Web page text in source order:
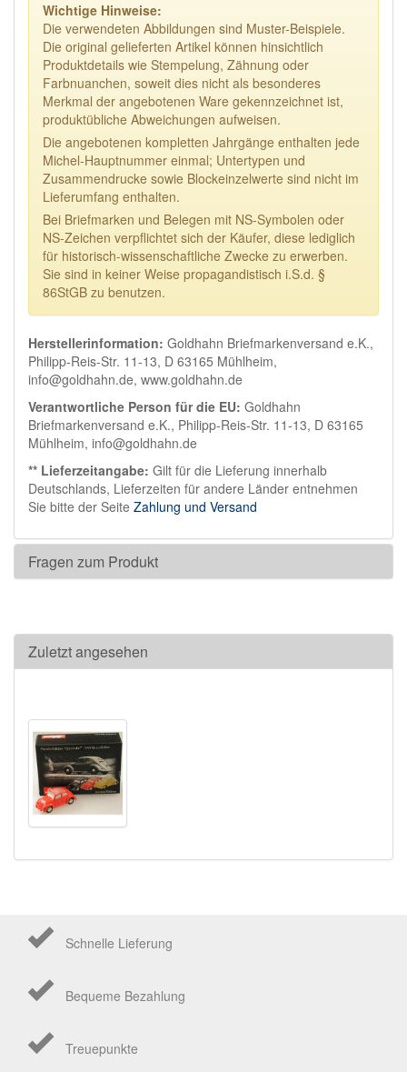
Wichtige Hinweise:
Die verwendeten Abbildungen sind Muster-Beispiele.
Die original gelieferten Artikel können hinsichtlich
Produktdetails wie Stempelung, Zähnung oder
Farbnuanchen, soweit dies nicht als besonderes
Merkmal der angebotenen Ware gekennzeichnet ist,
produktübliche Abweichungen aufweisen.
Die angebotenen kompletten Jahrgänge enthalten jede
Michel-Hauptnummer einmal; Untertypen und
Zusammendrucke sowie Blockeinzelwerte sind nicht im
Lieferumfang enthalten.
Bei Briefmarken und Belegen mit NS-Symbolen oder
NS-Zeichen verpflichtet sich der Käufer, diese lediglich
für historisch-wissenschaftliche Zwecke zu erwerben.
Sie sind in keiner Weise propagandistisch i.S.d. §
86StGB zu benutzen.
Herstellerinformation: Goldhahn Briefmarkenversand e.K.,
Philipp-Reis-Str. 11-13, D 63165 Mühlheim,
info@goldhahn.de, www.goldhahn.de
Verantwortliche Person für die EU: Goldhahn
Briefmarkenversand e.K., Philipp-Reis-Str. 11-13, D 63165
Mühlheim, info@goldhahn.de
** Lieferzeitangabe: Gilt für die Lieferung innerhalb
Deutschlands, Lieferzeiten für andere Länder entnehmen
Sie bitte der Seite Zahlung und Versand
Fragen zum Produkt
Zuletzt angesehen
Schnelle Lieferung
Bequeme Bezahlung
Treuepunkte